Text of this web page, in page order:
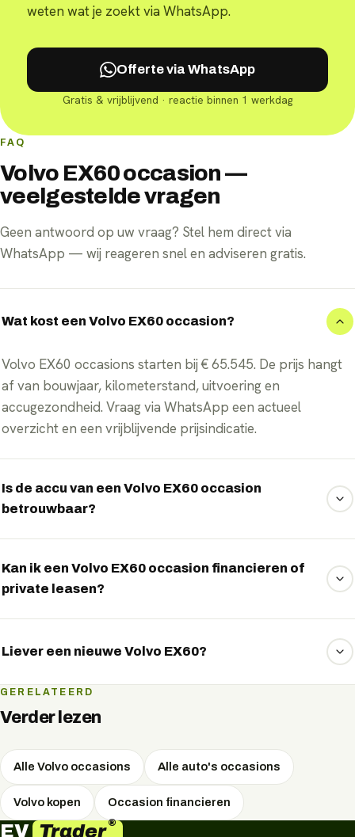
weten wat je zoekt via WhatsApp.
Offerte via WhatsApp
Gratis & vrijblijvend · reactie binnen 1 werkdag
FAQ
Volvo EX60 occasion —
veelgestelde vragen
Geen antwoord op uw vraag? Stel hem direct via
WhatsApp — wij reageren snel en adviseren gratis.
Wat kost een Volvo EX60 occasion?
Volvo EX60 occasions starten bij € 65.545. De prijs hangt
af van bouwjaar, kilometerstand, uitvoering en
accugezondheid. Vraag via WhatsApp een actueel
overzicht en een vrijblijvende prijsindicatie.
Is de accu van een Volvo EX60 occasion
betrouwbaar?
(State of Health) van elke elektrische occasion; de WLTP-
actieradius van dit model loopt op tot 660 km. Zo weet je
Kan ik een Volvo EX60 occasion financieren of
private leasen?
via private lease rijden. We vergelijken vrijblijvend de
Liever een nieuwe Volvo EX60?
Naast occasions vergelijken we ook nieuwe Volvo-
modellen. Vraag ons gerust naar de mogelijkheden via
GERELATEERD
Verder lezen
Alle Volvo occasions Alle auto's occasions
Volvo kopen Occasion financieren
EV Trader®